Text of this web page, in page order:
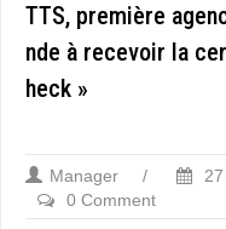
TTS, première
nde à recevoir la
heck »
Manager /
0 Comment